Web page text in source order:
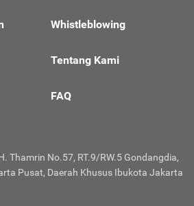
Whistleblowing
Tentang Kami
FAQ
Thamrin No.57, RT.9/RW.5 Gondangdia,
Pusat, Daerah Khusus Ibukota Jakarta